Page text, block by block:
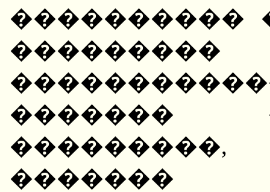
����������
�������
���������,